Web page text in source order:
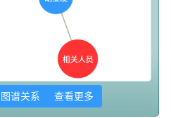
图谱关系 查看更多